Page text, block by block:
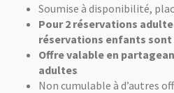
Soumise à disponibilité,
Pour 2 réservations
réservations enfants
Offre valable en
adultes
Non cumulable à d’autres